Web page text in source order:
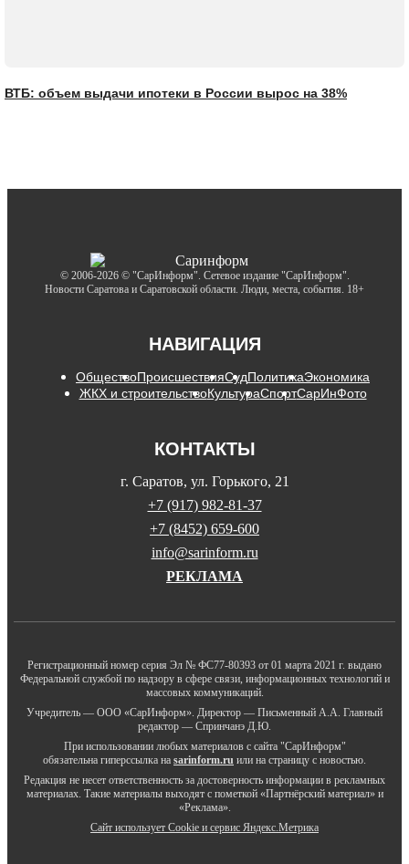
ВТБ: объем выдачи ипотеки в России вырос на 38%
© 2006-2026 © "СарИнформ". Сетевое издание "СарИнформ".
Новости Саратова и Саратовской области. Люди, места, события. 18+
НАВИГАЦИЯ
ОбществоПроисшествияСудПолитикаЭкономика
ЖКХ и строительствоКультураСпортСарИнФото
КОНТАКТЫ
г. Саратов, ул. Горького, 21
+7 (917) 982-81-37
+7 (8452) 659-600
info@sarinform.ru
РЕКЛАМА
Регистрационный номер серия Эл № ФС77-80393 от 01 марта 2021 г. выдано
Федеральной службой по надзору в сфере связи, информационных технологий и
массовых коммуникаций.
Учредитель — ООО «СарИнформ». Директор — Письменный А.А. Главный
редактор — Спринчанэ Д.Ю.
При использовании любых материалов с сайта "СарИнформ"
обязательна гиперссылка на sarinform.ru или на страницу с новостью.
Редакция не несет ответственность за достоверность информации в рекламных
материалах. Такие материалы выходят с пометкой «Партнёрский материал» и
«Реклама».
Сайт использует Cookie и сервиc Яндекс.Метрика